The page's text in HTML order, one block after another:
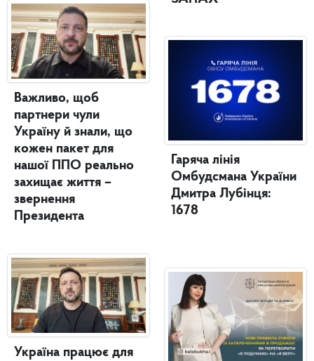
Важливо, щоб
партнери чули
Україну й знали, що
кожен пакет для
нашої ППО реально
захищає життя –
звернення
Президента
Україна працює для
Гаряча лінія
Омбудсмана України
Дмитра Лубінця:
1678